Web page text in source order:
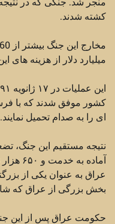
کشته شدند.
میلیارد دلار از هزینه های
ای را به صدام تحمیل نمایند.
عراق به عنوان یکی از
بخش بزرگی از عراق که
حکومت عراق پس از این